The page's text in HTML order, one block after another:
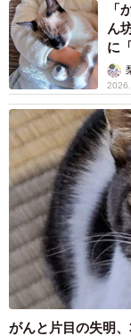
「
ん
に
がんと片目の失明